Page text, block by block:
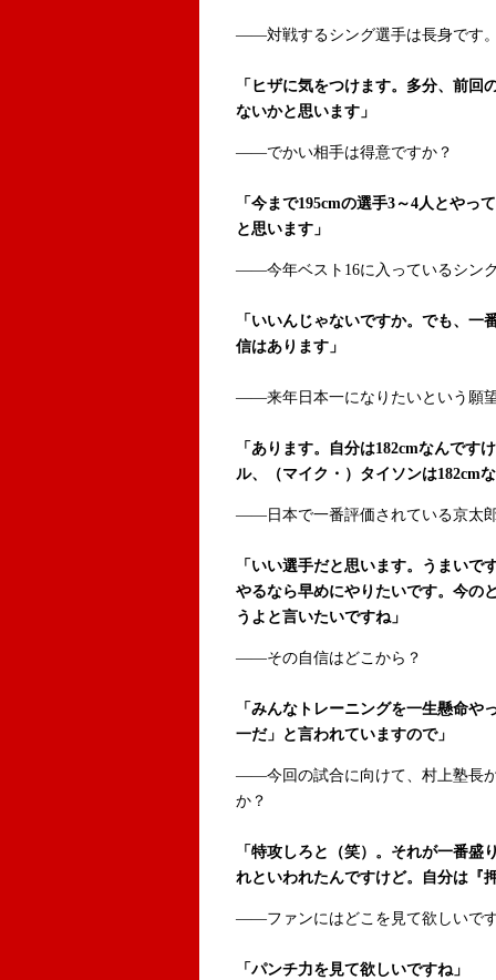
――対戦するシング選手は長身です
「ヒザに気をつけます。多分、前
ないかと思います」
――でかい相手は得意ですか？
「今まで195cmの選手3～4人とや
と思います」
――今年ベスト16に入っているシン
「いいんじゃないですか。でも、
信はあります」
――来年日本一になりたいという願
「あります。自分は182cmなんです
ル、（マイク・）タイソンは182cm
――日本で一番評価されている京太
「いい選手だと思います。うまい
やるなら早めにやりたいです。今の
うよと言いたいですね」
――その自信はどこから？
「みんなトレーニングを一生懸命
一だ」と言われていますので」
――今回の試合に向けて、村上塾長
か？
「特攻しろと（笑）。それが一番
れといわれたんですけど。自分は『
――ファンにはどこを見て欲しいで
「パンチ力を見て欲しいですね」